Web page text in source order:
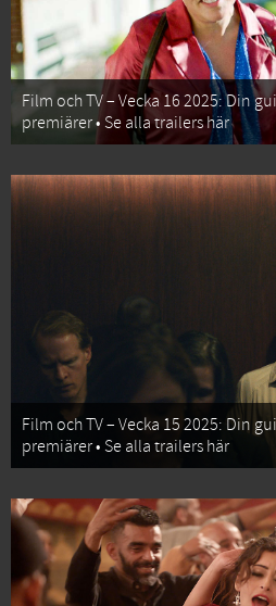
Film och TV – Vecka 16 2025: Din
premiärer • Se alla trailers här
Film och TV – Vecka 15 2025: Din
premiärer • Se alla trailers här